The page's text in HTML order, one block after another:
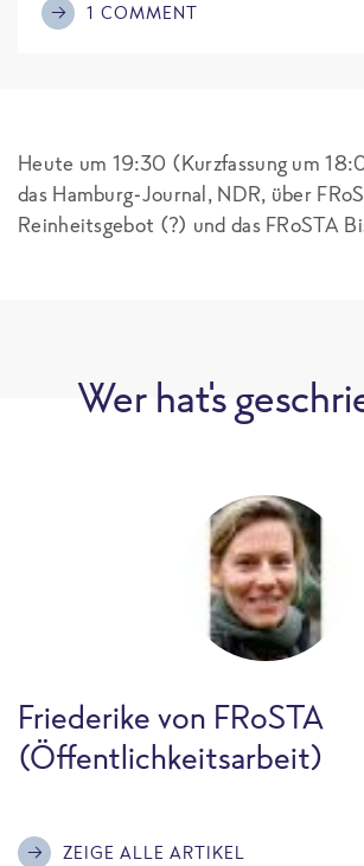
1 COMMENT
Heute um 19:30 (Kurzfassung um
das Hamburg-Journal, NDR, über
Reinheitsgebot (?) und das FRoSTA
Wer hat's
Friederike von FRoSTA
(Öffentlichkeitsarbeit)
ZEIGE ALLE ARTIKEL